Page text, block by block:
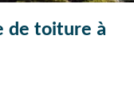
de toiture à